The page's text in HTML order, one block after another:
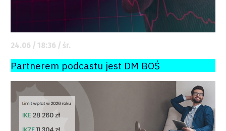
O mnie
24.06 / 18:36 / śr.
Partnerem podcastu jest DM BOŚ